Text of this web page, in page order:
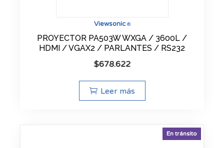
Viewsonic®
PROYECTOR PA503W WXGA / 3600L /
HDMI / VGAX2 / PARLANTES / RS232
$678.622
Leer más
En tránsito